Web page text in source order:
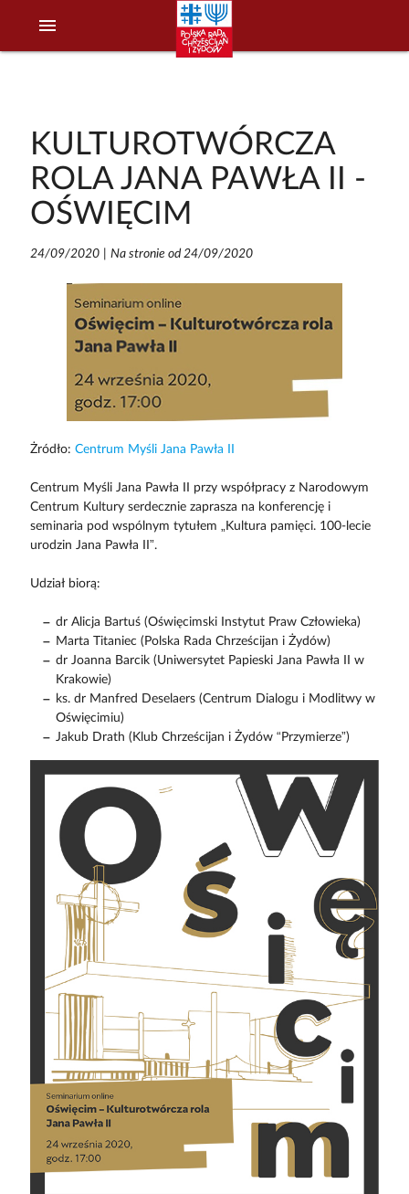
menu
KULTUROTWÓRCZA
ROLA JANA PAWŁA II -
OŚWIĘCIM
24/09/2020| Na stronie od 24/09/2020
Żródło: Centrum Myśli Jana Pawła II
Centrum Myśli Jana Pawła II przy współpracy z Narodowym
Centrum Kultury serdecznie zaprasza na konferencję i
seminaria pod wspólnym tytułem „Kultura pamięci. 100-lecie
urodzin Jana Pawła II”.
Udział biorą:
dr Alicja Bartuś (Oświęcimski Instytut Praw Człowieka)
Marta Titaniec (Polska Rada Chrześcijan i Żydów)
dr Joanna Barcik (Uniwersytet Papieski Jana Pawła II w
Krakowie)
ks. dr Manfred Deselaers (Centrum Dialogu i Modlitwy w
Oświęcimiu)
Jakub Drath (Klub Chrześcijan i Żydów “Przymierze”)